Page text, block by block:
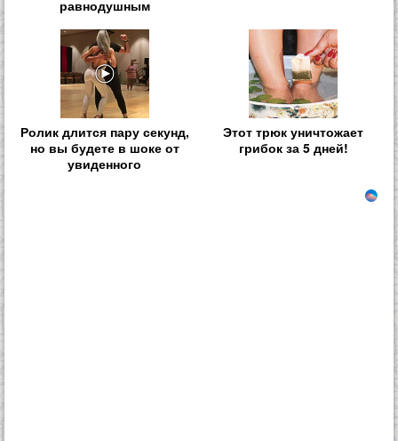
равнодушным
Ролик длится пару секунд,
но вы будете в шоке от
увиденного
Этот трюк уничтожает
грибок за 5 дней!